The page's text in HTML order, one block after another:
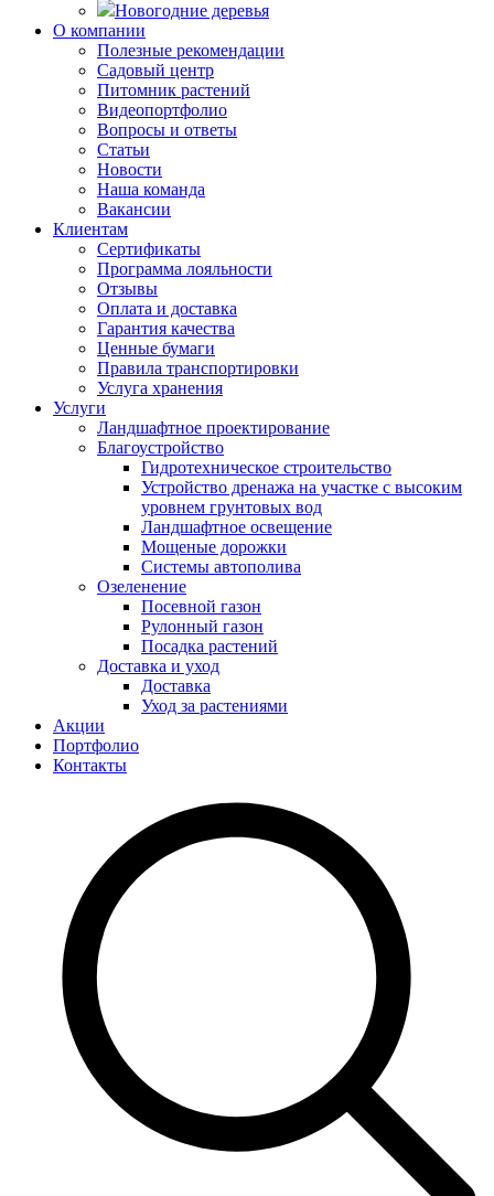
Новогодние деревья
О компании
Полезные рекомендации
Садовый центр
Питомник растений
Видеопортфолио
Вопросы и ответы
Статьи
Новости
Наша команда
Вакансии
Клиентам
Сертификаты
Программа лояльности
Отзывы
Оплата и доставка
Гарантия качества
Ценные бумаги
Правила транспортировки
Услуга хранения
Услуги
Ландшафтное проектирование
Благоустройство
Гидротехническое строительство
Устройство дренажа на участке с высоким
уровнем грунтовых вод
Ландшафтное освещение
Мощеные дорожки
Системы автополива
Озеленение
Посевной газон
Рулонный газон
Посадка растений
Доставка и уход
Доставка
Уход за растениями
Акции
Портфолио
Контакты